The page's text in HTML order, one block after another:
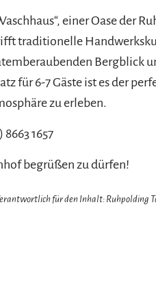
einer Oase der
traditionelle
Bergblick
für 6-7 Gäste ist es der
zu erleben.
1657
begrüßen zu dürfen!
für den Inhalt: Ruhpolding